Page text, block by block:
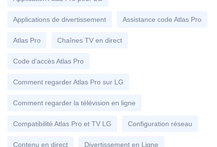
Applications de divertissement Assistance code Atlas Pro
Atlas Pro Chaînes TV en direct
Code d'accès Atlas Pro
Comment regarder Atlas Pro sur LG
Comment regarder la télévision en ligne
Compatibilité Atlas Pro et TV LG Configuration réseau
Contenu en direct Divertissement en Ligne